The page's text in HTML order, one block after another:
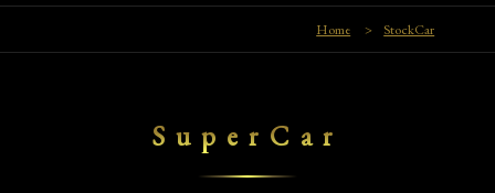
Home > StockCar
SuperCar